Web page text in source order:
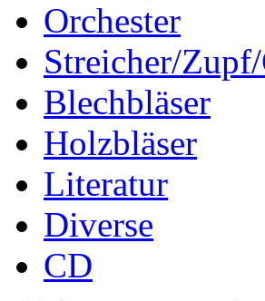
Orchester
Streicher/
Blechbläser
Holzbläser
Literatur
Diverse
CD